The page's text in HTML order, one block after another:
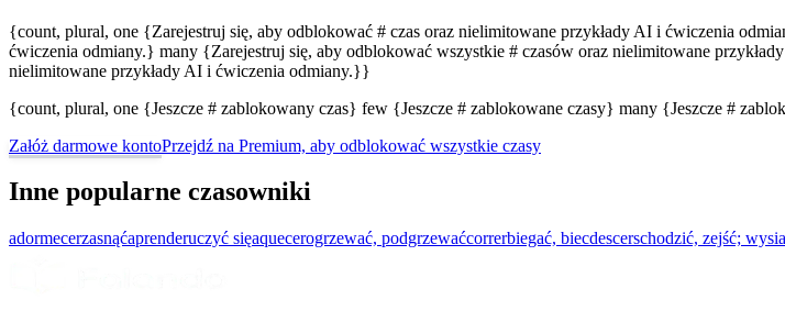
{count, plural, one {Zarejestruj się, aby odblokować # czas oraz nielimitowane przykłady AI i ćwiczenia
ćwiczenia odmiany.} many {Zarejestruj się, aby odblokować wszystkie # czasów oraz nielimitowane
nielimitowane przykłady AI i ćwiczenia odmiany.}}
{count, plural, one {Jeszcze # zablokowany czas} few {Jeszcze # zablokowane czasy} many {Jeszcze #
Załóż darmowe kontoPrzejdź na Premium, aby odblokować wszystkie czasy
Inne popularne czasowniki
adormecerzasnąćaprenderuczyć sięaquecerogrzewać, podgrzewaćcorrerbiegać, biecdescerschodzić, zejść;